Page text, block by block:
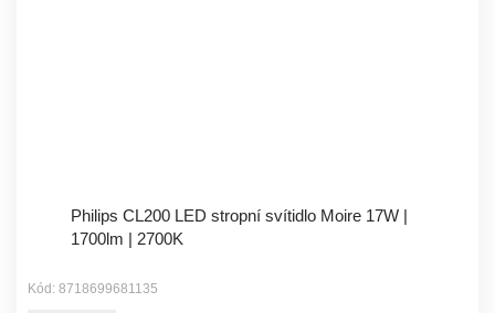
Philips CL200 LED stropní svítidlo Moire 17W |
1700lm | 2700K
Kód: 8718699681135